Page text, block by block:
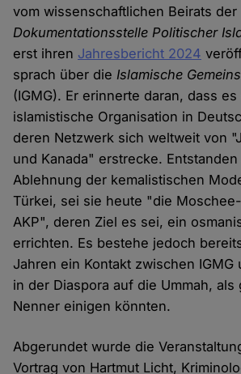
vom wissenschaftlichen Beirats der
Dokumentationsstelle Politischer
erst ihren Jahresbericht 2024
sprach über dieIslamische
(IGMG). Er erinnerte daran, dass
islamistische Organisation in
deren Netzwerk sich weltweit von
und Kanada" erstrecke.
Ablehnung der kemalistischen
Türkei, sei sie heute "die
AKP", deren Ziel es sei, ein
errichten. Es bestehe jedoch
Jahren ein Kontakt zwischen IGMG
in der Diaspora auf die Ummah, als
Nenner einigen könnten.
Abgerundet wurde die
Vortrag von Hartmut Licht,